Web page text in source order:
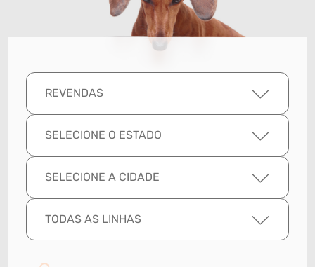
REVENDAS
SELECIONE O ESTADO
SELECIONE A CIDADE
TODAS AS LINHAS